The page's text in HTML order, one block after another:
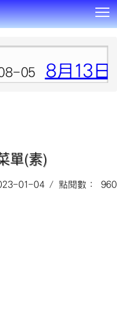
05 8月13
單(素)
01-04 / 點閱數： 960